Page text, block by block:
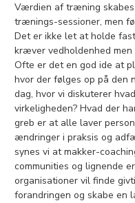
Værdien af træning
trænings-sessioner, men
Det er ikke let at holde
kræver vedholdenhed
Ofte er det en god ide at
hvor der følges op på den
dag, hvor vi diskuterer
virkeligheden? Hvad der
greb er at alle laver
ændringer i praksis og
synes vi at makker-
communities og lignende
organisationer vil finde
forandringen og skabe en